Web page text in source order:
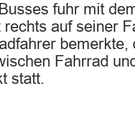
fuhr mit
auf seiner
Fahrrad
statt.